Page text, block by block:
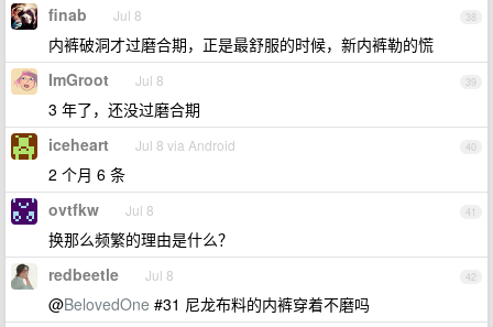
38
finab Jul 8
内裤破洞才过磨合期，正是最舒服的时候，新内裤勒的慌
39
ImGroot Jul 8
3 年了，还没过磨合期
40
iceheart Jul 8 via Android
2 个月 6 条
41
ovtfkw Jul 8
换那么频繁的理由是什么？
42
redbeetle Jul 8
@BelovedOne #31 尼龙布料的内裤穿着不磨吗